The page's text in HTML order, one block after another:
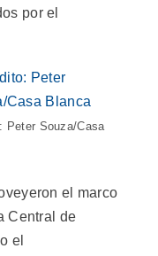
por el
Peter Souza/Casa
el marco
Central de
el